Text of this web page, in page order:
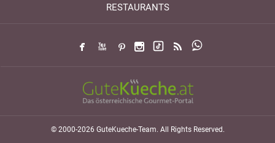
RESTAURANTS
© 2000-2026 GuteKueche-Team. All Rights Reserved.